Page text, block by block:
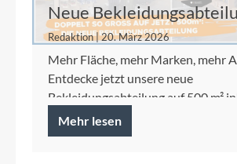
Neue
auf 500 m²
Redaktion | 20. März 2026
Mehr Fläche, mehr Marken, mehr
Entdecke jetzt unsere neue
Bekleidungsabteilung auf 500 m²
Ortlieb Concept Store.
Mehr lesen